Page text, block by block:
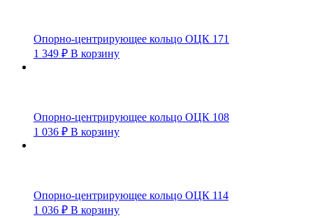
Опорно-центрирующее кольцо ОЦК 171
1 349 ₽ В корзину
Опорно-центрирующее кольцо ОЦК 108
1 036 ₽ В корзину
Опорно-центрирующее кольцо ОЦК 114
1 036 ₽ В корзину